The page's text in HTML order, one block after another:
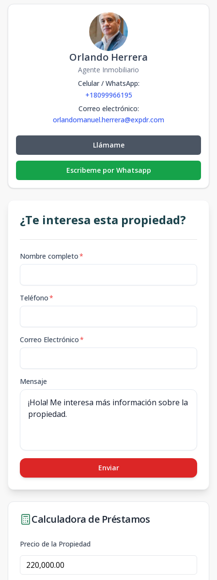
Orlando Herrera
Agente Inmobiliario
Celular / WhatsApp:
+18099966195
Correo electrónico:
orlandomanuel.herrera@expdr.com
Llámame
Escribeme por Whatsapp
¿Te interesa esta propiedad?
Nombre completo*
Teléfono*
Correo Electrónico*
Mensaje
Enviar
Calculadora de Préstamos
Precio de la Propiedad